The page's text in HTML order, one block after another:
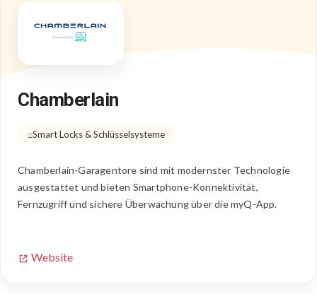
Chamberlain
Smart Locks & Schlüsselsysteme
Chamberlain-Garagentore sind mit modernster Technologie
ausgestattet und bieten Smartphone-Konnektivität,
Fernzugriff und sichere Überwachung über die myQ-App.
Website